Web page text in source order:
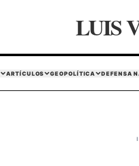
LUIS
ARTÍCULOS GEOPOLÍTICA DEFENSA